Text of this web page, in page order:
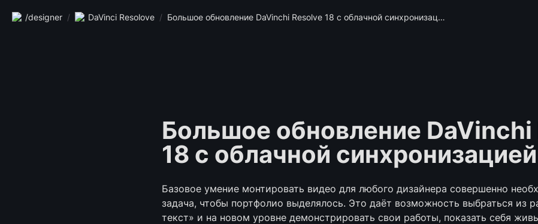
/designer / DaVinci Resolove / Большое обновление DaVinchi Resolve 18 с облачной синхронизацией
Большое обновление DaVinchi
18 с облачной синхронизацией
Базовое умение монтировать видео для любого дизайнера совершенно
задача, чтобы портфолио выделялось. Это даёт возможность выбраться из
текст» и на новом уровне демонстрировать свои работы, показать себя